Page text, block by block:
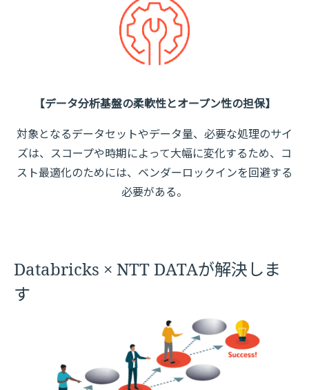
【データ分析基盤の柔軟性とオープン性の担保】
対象となるデータセットやデータ量、必要な処理のサイ
ズは、スコープや時期によって大幅に変化するため、コ
スト最適化のためには、ベンダーロックインを回避する
必要がある。
Databricks × NTT DATAが解決しま
す